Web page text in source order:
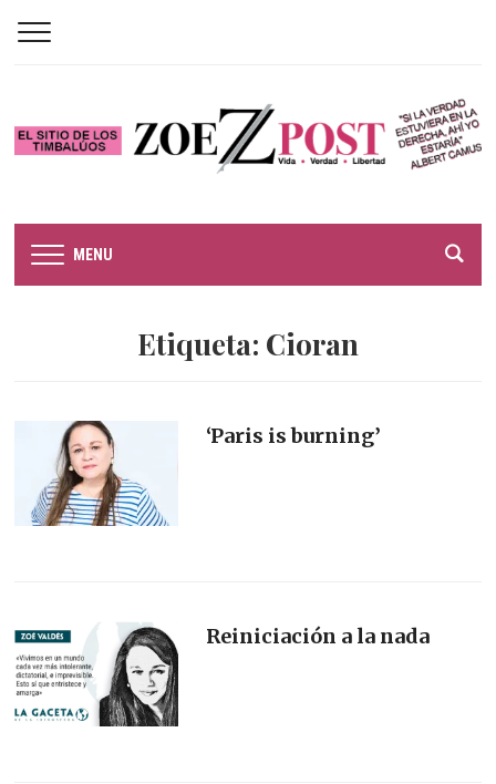
MENU
Etiqueta: Cioran
‘Paris is burning’
Reiniciación a la nada